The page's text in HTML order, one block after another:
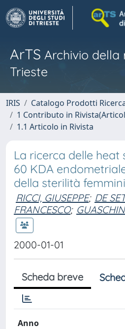
ArTS Archivio della
Trieste
IRIS
Catalogo Prodotti
1 Contributo in
1.1 Articolo in Rivista
La ricerca delle heat
60 KDA
della sterilità
RICCI, GIUSEPPE; DE
FRANCESCO;
2000-01-01
Scheda breve
Anno